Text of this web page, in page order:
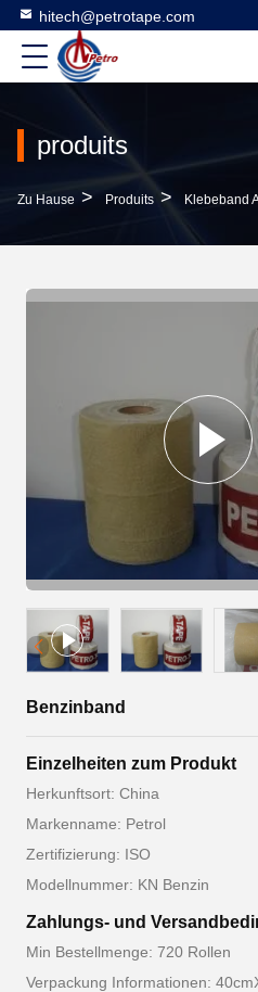
hitech@petrotape.com
produits
Zu Hause > Produits > Klebeband
Benzinband
Einzelheiten zum Produkt
Herkunftsort: China
Markenname: Petrol
Zertifizierung: ISO
Modellnummer: KN Benzin
Zahlungs- und
Min Bestellmenge: 720 Rollen
Verpackung Informationen: